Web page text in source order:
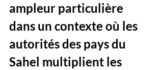
ampleur particulière
dans un contexte où les
autorités des pays du
Sahel multiplient les